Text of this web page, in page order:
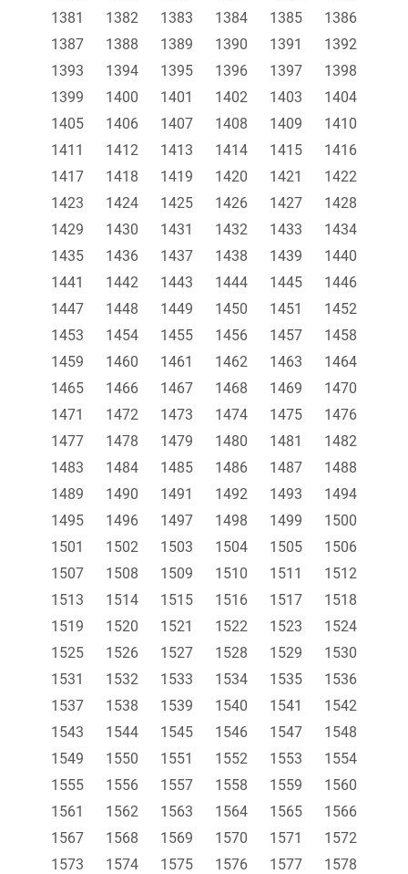
1381
1382 1383 1384 1385
1386
1387
1388 1389 1390 1391
1392
1393
1394 1395 1396 1397
1398
1399
1400 1401 1402 1403
1404
1405
1406 1407 1408 1409
1410
1411
1412 1413 1414 1415
1416
1417
1418 1419 1420 1421
1422
1423
1424 1425 1426 1427
1428
1429
1430 1431 1432 1433
1434
1435
1436 1437 1438 1439
1440
1441
1442 1443 1444 1445
1446
1447
1448 1449 1450 1451
1452
1453
1454 1455 1456 1457
1458
1459
1460 1461 1462 1463
1464
1465
1466 1467 1468 1469
1470
1471
1472 1473 1474 1475
1476
1477
1478 1479 1480 1481
1482
1483
1484 1485 1486 1487
1488
1489
1490 1491 1492 1493
1494
1495
1496 1497 1498 1499
1500
1501
1502 1503 1504 1505
1506
1507
1508 1509 1510 1511
1512
1513
1514 1515 1516 1517
1518
1519
1520 1521 1522 1523
1524
1525
1526 1527 1528 1529
1530
1531
1532 1533 1534 1535
1536
1537
1538 1539 1540 1541
1542
1543
1544 1545 1546 1547
1548
1549
1550 1551 1552 1553
1554
1555
1556 1557 1558 1559
1560
1561
1562 1563 1564 1565
1566
1567
1568 1569 1570 1571
1572
1573
1574 1575 1576 1577
1578